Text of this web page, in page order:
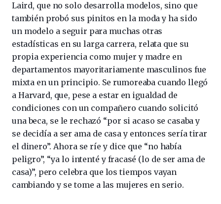
Laird, que no solo desarrolla modelos, sino que
también probó sus pinitos en la moda y ha sido
un modelo a seguir para muchas otras
estadísticas en su larga carrera, relata que su
propia experiencia como mujer y madre en
departamentos mayoritariamente masculinos fue
mixta en un principio. Se rumoreaba cuando llegó
a Harvard, que, pese a estar en igualdad de
condiciones con un compañero cuando solicitó
una beca, se le rechazó “por si acaso se casaba y
se decidía a ser ama de casa y entonces sería tirar
el dinero”. Ahora se ríe y dice que “no había
peligro”, “ya lo intenté y fracasé (lo de ser ama de
casa)”, pero celebra que los tiempos vayan
cambiando y se tome a las mujeres en serio.